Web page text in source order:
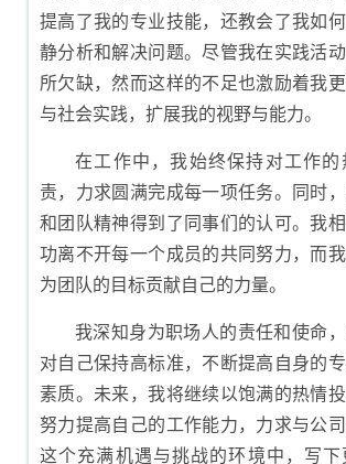
提高了我的专业技能，还教会了我如
静分析和解决问题。尽管我在实践活
所欠缺，然而这样的不足也激励着我
与社会实践，扩展我的视野与能力。
在工作中，我始终保持对工作的
责，力求圆满完成每一项任务。同时
和团队精神得到了同事们的认可。我
功离不开每一个成员的共同努力，而我
为团队的目标贡献自己的力量。
我深知身为职场人的责任和使命
对自己保持高标准，不断提高自身的
素质。未来，我将继续以饱满的热情投
努力提高自己的工作能力，力求与公
这个充满机遇与挑战的环境中，写下